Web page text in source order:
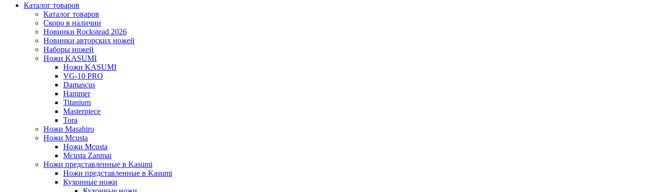
Каталог товаров
Каталог товаров
Скоро в наличии
Новинки Rockstead 2026
Новинки авторских ножей
Наборы ножей
Ножи KASUMI
Ножи KASUMI
VG-10 PRO
Damascus
Hammer
Titanium
Masterpiece
Tora
Ножи Masahiro
Ножи Mcusta
Ножи Mcusta
Mcusta Zanmai
Ножи представленные в Kasumi
Ножи представленные в Kasumi
Кухонные ножи